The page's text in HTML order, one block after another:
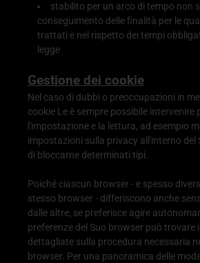
stabilito per un arco di tempo non
conseguimento delle finalità per le
trattati e nel rispetto dei tempi
legge
Gestione dei cookie
Nel caso di dubbi o preoccupazioni in
cookie Le è sempre possibile intervenire
l'impostazione e la lettura, ad esempio
impostazioni sulla privacy all'interno del
di bloccarne determinati tipi.
Poiché ciascun browser - e spesso
stesso browser - differiscono anche
dalle altre, se preferisce agire
preferenze del Suo browser può trovare
dettagliate sulla procedura necessaria
browser. Per una panoramica delle